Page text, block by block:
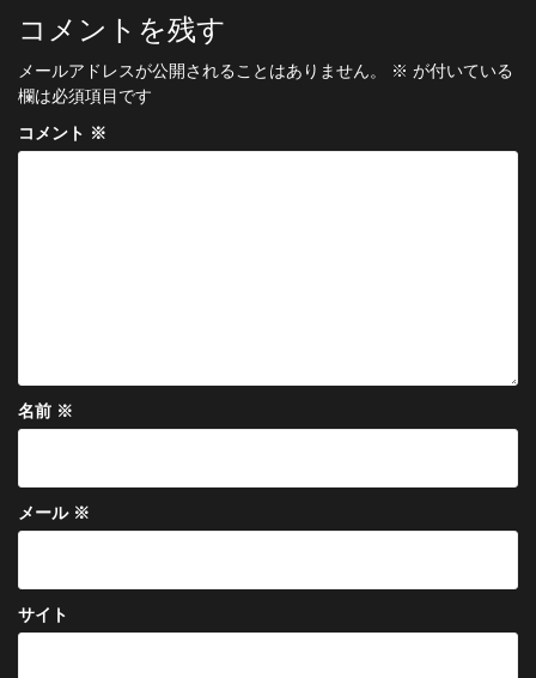
ゲ
ー
シ
ョ
コメントを残す
メールアドレスが公開されることはありません。 ※ が付いている
欄は必須項目です
コメント ※
名前 ※
メール ※
サイト